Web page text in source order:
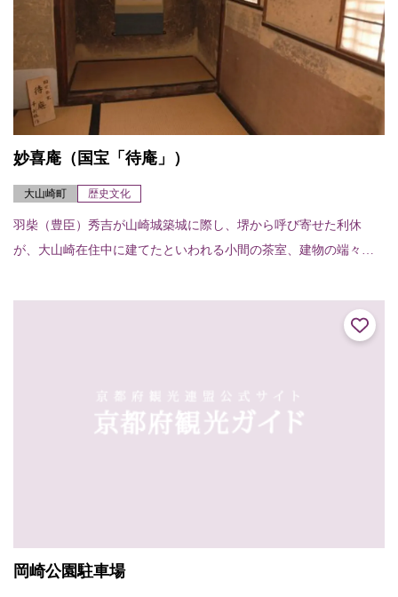
妙喜庵（国宝「待庵」）
大山崎町 歴史文化
羽柴（豊臣）秀吉が山崎城築城に際し、堺から呼び寄せた利休
が、大山崎在住中に建てたといわれる小間の茶室、建物の端々に
例のない地下窓をあけて...
岡崎公園駐車場